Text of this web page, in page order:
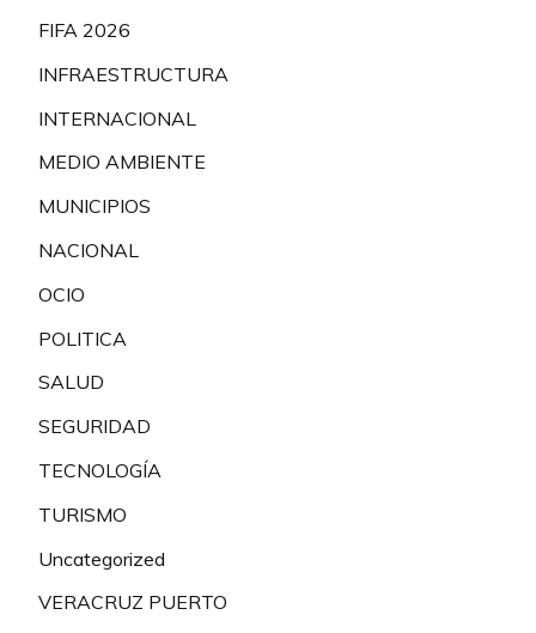
FIFA 2026
INFRAESTRUCTURA
INTERNACIONAL
MEDIO AMBIENTE
MUNICIPIOS
NACIONAL
OCIO
POLITICA
SALUD
SEGURIDAD
TECNOLOGÍA
TURISMO
Uncategorized
VERACRUZ PUERTO